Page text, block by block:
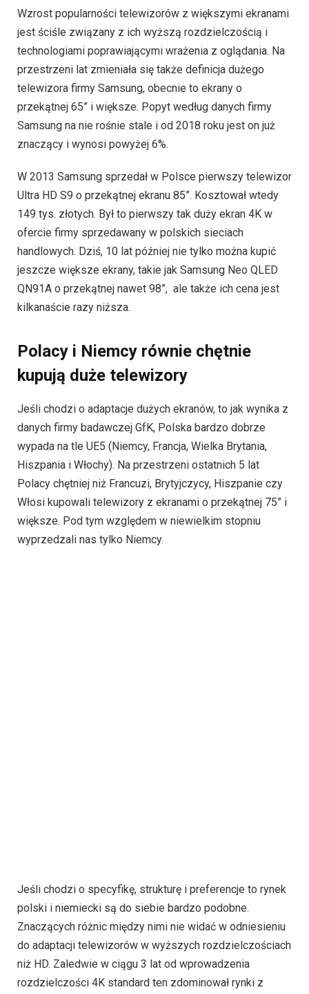
Wzrost popularności telewizorów z większymi ekranami
jest ściśle związany z ich wyższą rozdzielczością i
technologiami poprawiającymi wrażenia z oglądania. Na
przestrzeni lat zmieniała się także definicja dużego
telewizora firmy Samsung, obecnie to ekrany o
przekątnej 65” i większe. Popyt według danych firmy
Samsung na nie rośnie stale i od 2018 roku jest on już
znaczący i wynosi powyżej 6%.
W 2013 Samsung sprzedał w Polsce pierwszy telewizor
Ultra HD S9 o przekątnej ekranu 85”. Kosztował wtedy
149 tys. złotych. Był to pierwszy tak duży ekran 4K w
ofercie firmy sprzedawany w polskich sieciach
handlowych. Dziś, 10 lat później nie tylko można kupić
jeszcze większe ekrany, takie jak Samsung Neo QLED
QN91A o przekątnej nawet 98”, ale także ich cena jest
kilkanaście razy niższa.
Polacy i Niemcy równie chętnie
kupują duże telewizory
Jeśli chodzi o adaptacje dużych ekranów, to jak wynika z
danych firmy badawczej GfK, Polska bardzo dobrze
wypada na tle UE5 (Niemcy, Francja, Wielka Brytania,
Hiszpania i Włochy). Na przestrzeni ostatnich 5 lat
Polacy chętniej niż Francuzi, Brytyjczycy, Hiszpanie czy
Włosi kupowali telewizory z ekranami o przekątnej 75” i
większe. Pod tym względem w niewielkim stopniu
wyprzedzali nas tylko Niemcy.
Jeśli chodzi o specyfikę, strukturę i preferencje to rynek
polski i niemiecki są do siebie bardzo podobne.
Znaczących różnic między nimi nie widać w odniesieniu
do adaptacji telewizorów w wyższych rozdzielczościach
niż HD. Zaledwie w ciągu 3 lat od wprowadzenia
rozdzielczości 4K standard ten zdominował rynki z